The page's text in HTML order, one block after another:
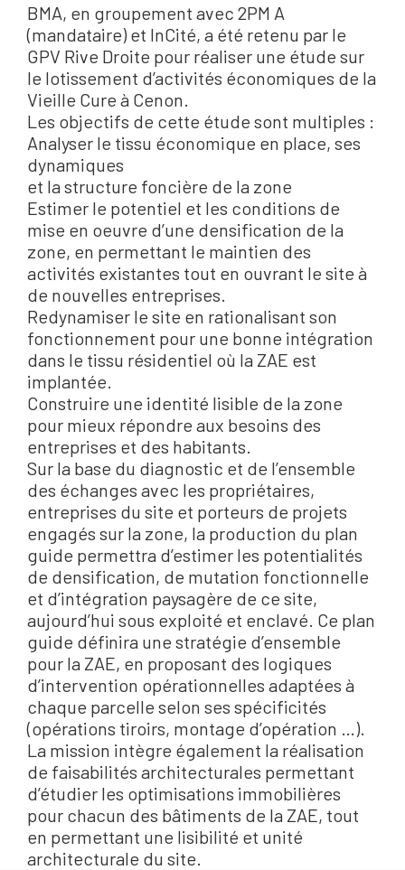
BMA, en groupement avec 2PM A
(mandataire) et InCité, a été retenu par le
GPV Rive Droite pour réaliser une étude sur
le lotissement d’activités économiques de la
Vieille Cure à Cenon.
Les objectifs de cette étude sont multiples :
Analyser le tissu économique en place, ses
dynamiques
et la structure foncière de la zone
Estimer le potentiel et les conditions de
mise en oeuvre d’une densification de la
zone, en permettant le maintien des
activités existantes tout en ouvrant le site à
de nouvelles entreprises.
Redynamiser le site en rationalisant son
fonctionnement pour une bonne intégration
dans le tissu résidentiel où la ZAE est
implantée.
Construire une identité lisible de la zone
pour mieux répondre aux besoins des
entreprises et des habitants.
Sur la base du diagnostic et de l’ensemble
des échanges avec les propriétaires,
entreprises du site et porteurs de projets
engagés sur la zone, la production du plan
guide permettra d’estimer les potentialités
de densification, de mutation fonctionnelle
et d’intégration paysagère de ce site,
aujourd’hui sous exploité et enclavé. Ce plan
guide définira une stratégie d’ensemble
pour la ZAE, en proposant des logiques
d’intervention opérationnelles adaptées à
chaque parcelle selon ses spécificités
(opérations tiroirs, montage d’opération …).
La mission intègre également la réalisation
de faisabilités architecturales permettant
d’étudier les optimisations immobilières
pour chacun des bâtiments de la ZAE, tout
en permettant une lisibilité et unité
architecturale du site.